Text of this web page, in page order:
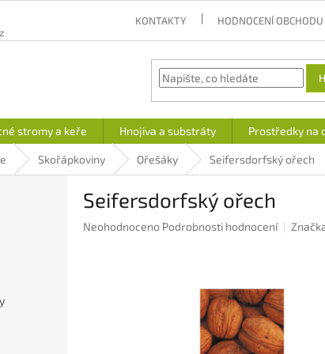
KONTAKTY HODNOCENÍ OBCHODU
stromy a keře Hnojiva a substráty Prostředky na
Skořápkoviny Ořešáky Seifersdorfský ořech
Seifersdorfský ořech
Průměrné
Neohodnoceno Podrobnosti hodnocení